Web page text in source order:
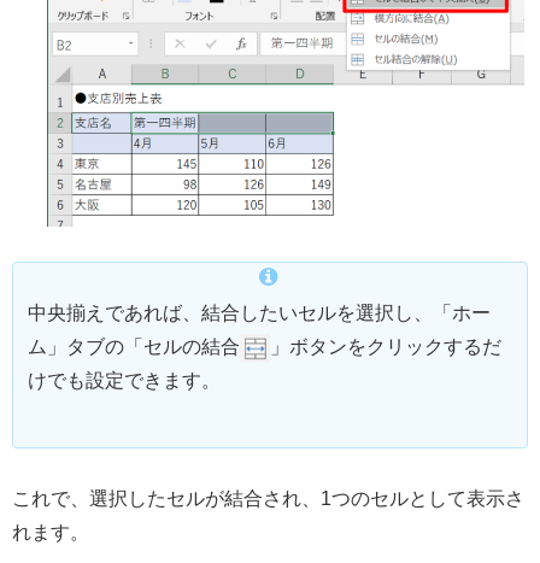
中央揃えであれば、結合したいセルを選択し、「ホー
ム」タブの「セルの結合
」ボタンをクリックするだ
けでも設定できます。
これで、選択したセルが結合され、1つのセルとして表示さ
れます。